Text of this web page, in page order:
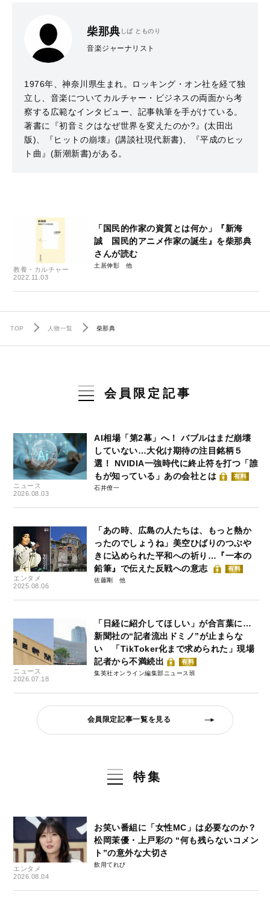
柴那典 しば とものり
音楽ジャーナリスト
1976年、神奈川県生まれ。ロッキング・オン社を経て独
立し、音楽についてカルチャー・ビジネスの両面から考
察する広範なインタビュー、記事執筆を手がけている。
著書に『初音ミクはなぜ世界を変えたのか?』(太田出
版)、『ヒットの崩壊』(講談社現代新書)、『平成のヒッ
ト曲』(新潮新書)がある。
教養・カルチャー
2022.11.03
「国民的作家の資質とは何か」『新海
誠 国民的アニメ作家の誕生』を柴那典
さんが読む
土居伸彰
TOP 人物一覧 柴那典
会員限定記事
ニュース
2026.08.03
AI相場「第2幕」へ！ バブルはまだ崩壊
していない…大化け期待の注目銘柄５
選！ NVIDIA一強時代に終止符を打つ「誰
もが知っている」あの会社とは
有料
石井僚一
エンタメ
2025.08.06
「あの時、広島の人たちは、もっと熱か
ったのでしょうね」美空ひばりのつぶや
きに込められた平和への祈り…『一本の
鉛筆』で伝えた反戦への意志
有料
佐藤剛
ニュース
2026.07.18
「日経に紹介してほしい」が合言葉に…
新聞社の“記者流出ドミノ”が止まらな
い 「TikToker化まで求められた」現場
記者から不満続出
有料
集英社オンライン編集部ニュース班
会員限定記事一覧を見る
特集
エンタメ
2026.08.04
お笑い番組に「女性MC」は必要なのか？
松岡茉優・上戸彩の “何も残らないコメン
ト”の意外な大切さ
飲用てれび